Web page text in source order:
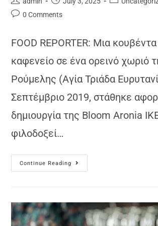
0 Comments
FOOD REPORTER: Μια
καφενείο σε ένα ορεινό χωριό
Ρούμελης (Αγία Τριάδα
Σεπτέμβριο 2019, στάθηκε
δημιουργία της Βloom Aronia
φιλοδοξεί…
Continue Reading